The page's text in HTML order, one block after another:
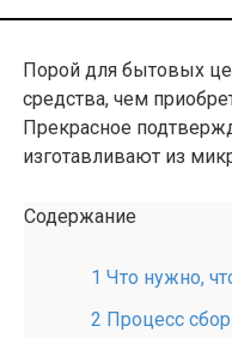
Порой для бытовых
средства, чем
Прекрасное
изготавливают из
Содержание
1 Что нужно,
2 Процесс